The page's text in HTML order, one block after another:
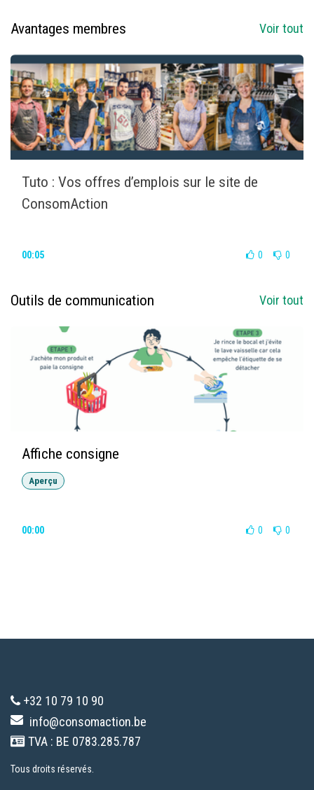
Avantages membres Voir tout
Tuto : Vos offres d’emplois sur le site de
ConsomAction
00:05 0 0
Outils de communication Voir tout
Affiche consigne
Aperçu
00:00 0 0
+32 10 79 10 90
info@consomaction.be
TVA : BE 0783.285.787
Tous droits réservés.